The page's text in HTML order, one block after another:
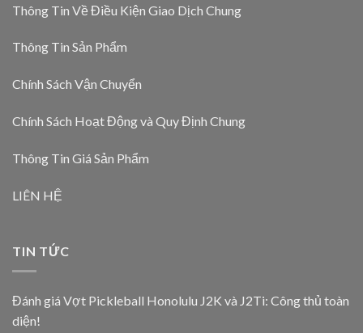
Thông Tin Về Điều Kiện Giao Dịch Chung
Thông Tin Sản Phẩm
Chính Sách Vận Chuyển
Chính Sách Hoạt Động và Quy Định Chung
Thông Tin Giá Sản Phẩm
LIÊN HỆ
TIN TỨC
Đánh giá Vợt Pickleball Honolulu J2K và J2Ti: Công thủ toàn
diện!